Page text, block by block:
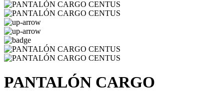
PANTALÓN CARGO